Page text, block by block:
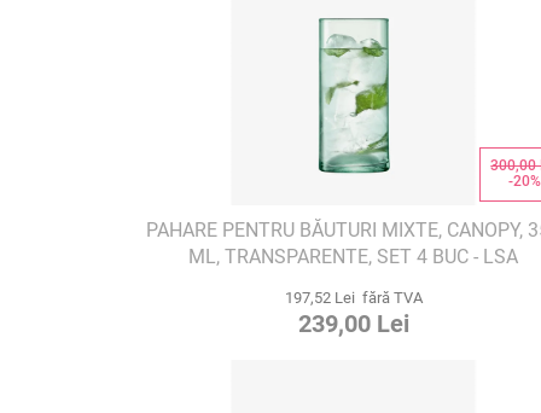
300,00
-20%
PAHARE PENTRU BĂUTURI MIXTE, CANOPY,
ML, TRANSPARENTE, SET 4 BUC - LSA
197,52 Lei fără TVA
239,00 Lei